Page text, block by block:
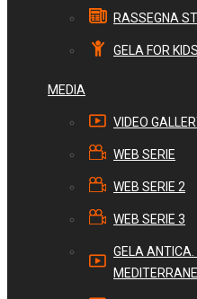
RASSEGNA
GELA FOR KIDS
MEDIA
VIDEO
WEB SERIE
WEB SERIE 2
WEB SERIE 3
GELA ANTICA.